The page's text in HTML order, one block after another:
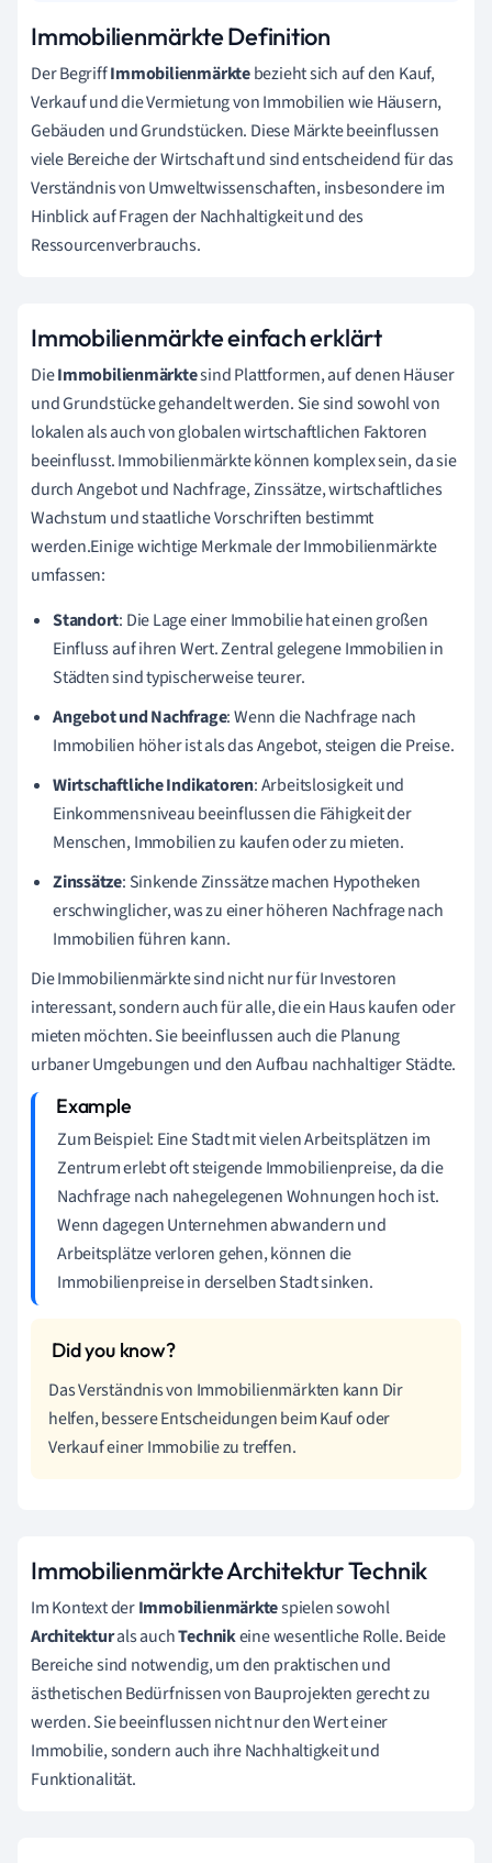
Immobilienmärkte Definition
Der BegriffImmobilienmärktebezieht sich auf den Kauf,
Verkauf und die Vermietung von Immobilien wie Häusern,
Gebäuden und Grundstücken. Diese Märkte beeinflussen
viele Bereiche der Wirtschaft und sind entscheidend für das
Verständnis von Umweltwissenschaften, insbesondere im
Hinblick auf Fragen der Nachhaltigkeit und des
Ressourcenverbrauchs.
Immobilienmärkte einfach erklärt
DieImmobilienmärktesind Plattformen, auf denen Häuser
und Grundstücke gehandelt werden. Sie sind sowohl von
lokalen als auch von globalen wirtschaftlichen Faktoren
beeinflusst. Immobilienmärkte können komplex sein, da sie
durch Angebot und Nachfrage, Zinssätze, wirtschaftliches
Wachstum und staatliche Vorschriften bestimmt
werden.Einige wichtige Merkmale der Immobilienmärkte
umfassen:
Standort: Die Lage einer Immobilie hat einen großen
Einfluss auf ihren Wert. Zentral gelegene Immobilien in
Städten sind typischerweise teurer.
Angebot und Nachfrage: Wenn die Nachfrage nach
Immobilien höher ist als das Angebot, steigen die Preise.
Wirtschaftliche Indikatoren: Arbeitslosigkeit und
Einkommensniveau beeinflussen die Fähigkeit der
Menschen, Immobilien zu kaufen oder zu mieten.
Zinssätze: Sinkende Zinssätze machen Hypotheken
erschwinglicher, was zu einer höheren Nachfrage nach
Immobilien führen kann.
Die Immobilienmärkte sind nicht nur für Investoren
interessant, sondern auch für alle, die ein Haus kaufen oder
mieten möchten. Sie beeinflussen auch die Planung
urbaner Umgebungen und den Aufbau nachhaltiger Städte.
Zum Beispiel: Eine Stadt mit vielen Arbeitsplätzen im
Zentrum erlebt oft steigende Immobilienpreise, da die
Nachfrage nach nahegelegenen Wohnungen hoch ist.
Wenn dagegen Unternehmen abwandern und
Arbeitsplätze verloren gehen, können die
Immobilienpreise in derselben Stadt sinken.
Das Verständnis von Immobilienmärkten kann Dir
helfen, bessere Entscheidungen beim Kauf oder
Verkauf einer Immobilie zu treffen.
Immobilienmärkte Architektur Technik
Im Kontext derImmobilienmärktespielen sowohl
Architekturals auchTechnikeine wesentliche Rolle. Beide
Bereiche sind notwendig, um den praktischen und
ästhetischen Bedürfnissen von Bauprojekten gerecht zu
werden. Sie beeinflussen nicht nur den Wert einer
Immobilie, sondern auch ihre Nachhaltigkeit und
Funktionalität.